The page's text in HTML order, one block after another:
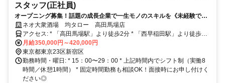
スタッフ(正社員)
オープニング募集！話題の成長企業で一生モノのスキルを《未経験でも
月8日休×年収500万以上も可》手厚い研修完備で安心♪長期連休も◎
ネオ大衆酒場 均タロー 高田馬場店
アクセス: * 「高田馬場駅」より徒歩2分 * 「西早稲田駅」より徒歩7
分 * 「面影橋駅」より徒歩8分 * 「学習院下駅」より徒歩10分 * 「目
白駅」より徒歩14分 * 「下落合駅」より徒歩17分 《高田馬場駅スグ
◎通勤便利な好立地！》 JR山手線、西武新宿線、東京メトロ東西
線、東京メトロ副都心線、都電荒川線など複数路線が利用可能◎ ま
た、新宿区はもちろん、豊島区・中野区・文京区など近隣エリアから
月給350,000円～420,000円
東京都東京23区新宿区
勤務時間・曜日: * 15：00〜29：00 * 上記時間内でシフト制（実働8
時間／休憩1時間） * 固定時間勤務も相談OK！面接時にお申し付けく
ださい◎